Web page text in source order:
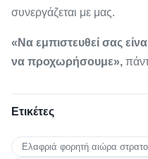
συνεργάζεται με μας.
«Να εμπιστευθεί σας
να προχωρήσουμε»,
Ετικέτες
Ελαφριά φορητή αιώρα